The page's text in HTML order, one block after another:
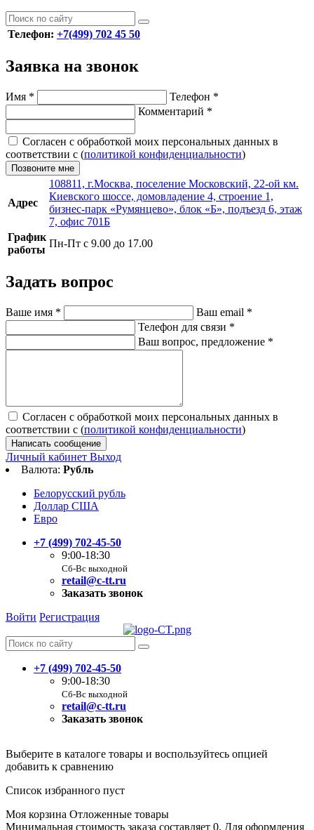
Телефон: +7(499) 702 45 50
Заявка на звонок
Имя * Телефон *
Комментарий *
Согласен с обработкой моих персональных данных в
соответствии с (политикой конфиденциальности)
Позвоните мне
Адрес
108811, г.Москва, поселение Московский, 22-ой км.
Киевского шоссе, домовладение 4, строение 1,
бизнес-парк «Румянцево», блок «Б», подъезд 6, этаж
7, офис 701Б
График
работы
Пн-Пт с 9.00 до 17.00
Задать вопрос
Ваше имя * Ваш email *
Телефон для связи *
Ваш вопрос, предложение *
Согласен с обработкой моих персональных данных в
соответствии с (политикой конфиденциальности)
Написать сообщение
Личный кабинет Выход
Валюта: Рубль
Белорусский рубль
Доллар США
Евро
+7 (499) 702-45-50
9:00-18:30
Сб-Вс выходной
retail@c-tt.ru
Заказать звонок
Войти Регистрация
+7 (499) 702-45-50
9:00-18:30
Сб-Вс выходной
retail@c-tt.ru
Заказать звонок
Выберите в каталоге товары и воспользуйтесь опцией
добавить к сравнению
Список избранного пуст
Моя корзина Отложенные товары
Минимальная стоимость заказа составляет 0. Для оформления